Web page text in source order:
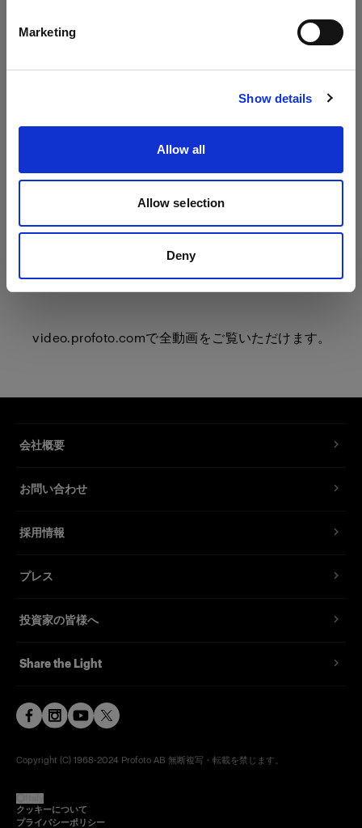
Marketing
Show details
Allow all
Allow selection
Deny
サイトにアクセス
見逃してしまったエピソードも、アーカイブから
video.profoto.comで全動画をご覧いただけます。
会社概要
お問い合わせ
採用情報
プレス
投資家の皆様へ
Share the Light
Copyright (C) 1968-2024 Profoto AB 無断複写・転載を禁じます。
クッキーについて
プライバシーポリシー